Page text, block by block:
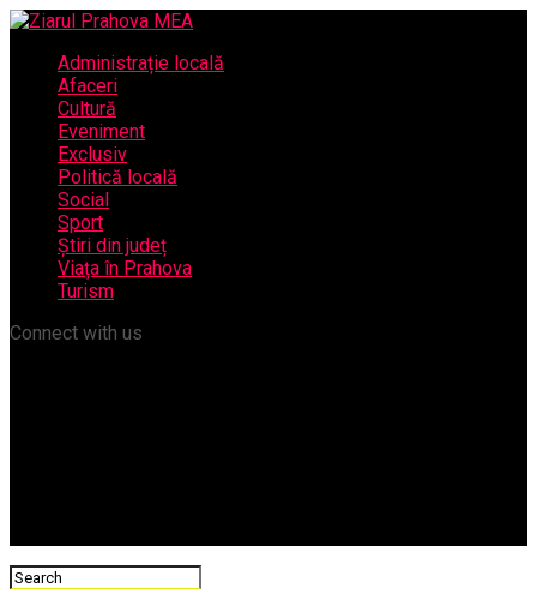
Administrație locală
Afaceri
Cultură
Eveniment
Exclusiv
Politică locală
Social
Sport
Știri din județ
Viața în Prahova
Turism
Connect with us